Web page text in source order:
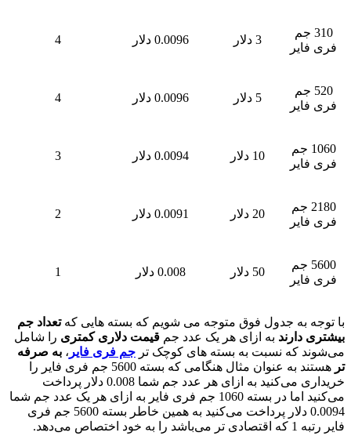
3 دلار
5 دلار
10 دلار 0.0094 دلار
20 دلار 0.0091 دلار
50 دلار
به جدول فوق متوجه می شویم که بسته هایی کهتعداد جم
به ازای هر یک عدد جمقیمت دلاری کمتری را شامل
نسبت به بسته های کوچک تر جم فری فایر ،به صرفه
هستند به عنوان مثال هنگامی که بسته 5600 جم فری فایر را
خریداری می‌کنید به ازای هر عدد جم شما 0.008 دلار پرداخت
می‌کنید اما در بسته 1060 جم فری فایر به ازای هر یک عدد جم شما
0.0094 دلار پرداخت می‌کنید به همین خاطر بسته 5600 جم فری